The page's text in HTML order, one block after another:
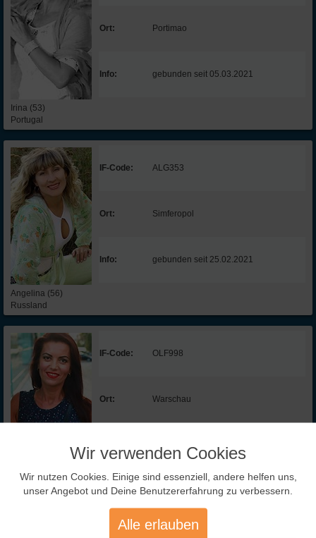
Irina (53)
Portugal
Ort: Portimao
Info: gebunden seit 05.03.2021
Angelina (56)
Russland
IF-Code: ALG353
Ort: Simferopol
Info: gebunden seit 25.02.2021
Ola (47)
Polen
IF-Code: OLF998
Ort: Warschau
gebunden seit 14.02.2021
Wir verwenden Cookies
Wir nutzen Cookies. Einige sind essenziell, andere helfen uns,
unser Angebot und Deine Benutzererfahrung zu verbessern.
Alle erlauben